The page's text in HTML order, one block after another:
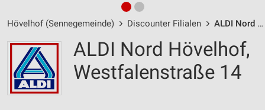
Hövelhof (Sennegemeinde) Discounter Filialen ALDI Nord Hövelhof / Westfalenstraße 14 - Öffnungszeiten & Adresse
ALDI Nord Hövelhof,
Westfalenstraße 14